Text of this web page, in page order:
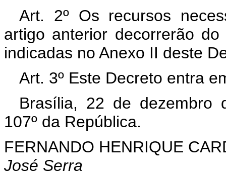
Art. 2º Os recursos
artigo anterior decorrerão
indicadas no Anexo II deste
Art. 3º Este Decreto entra
Brasília, 22 de dezembro
107º da República.
FERNANDO HENRIQUE
José Serra